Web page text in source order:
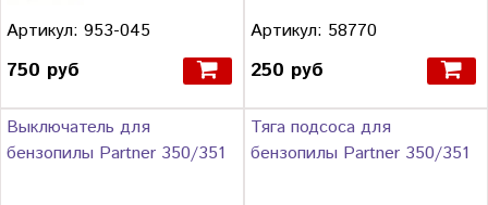
Артикул: 953-045
750 руб
Артикул: 58770
250 руб
Выключатель для
бензопилы Partner 350/351
Тяга подсоса для
бензопилы Partner 350/351